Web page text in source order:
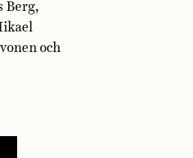
Berg,
och